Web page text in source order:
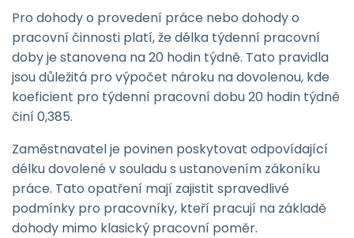
Pro dohody o provedení práce nebo dohody o
pracovní činnosti platí, že délka týdenní pracovní
doby je stanovena na 20 hodin týdně. Tato pravidla
jsou důležitá pro výpočet nároku na dovolenou, kde
koeficient pro týdenní pracovní dobu 20 hodin týdně
činí 0,385.
Zaměstnavatel je povinen poskytovat odpovídající
délku dovolené v souladu s ustanovením zákoníku
práce. Tato opatření mají zajistit spravedlivé
podmínky pro pracovníky, kteří pracují na základě
dohody mimo klasický pracovní poměr.